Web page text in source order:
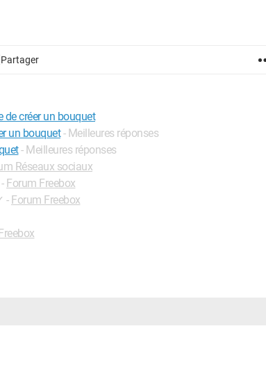
Partager
créer un bouquet
un bouquet - Meilleures réponses
- Meilleures réponses
Réseaux sociaux
- Forum Freebox
- Forum Freebox